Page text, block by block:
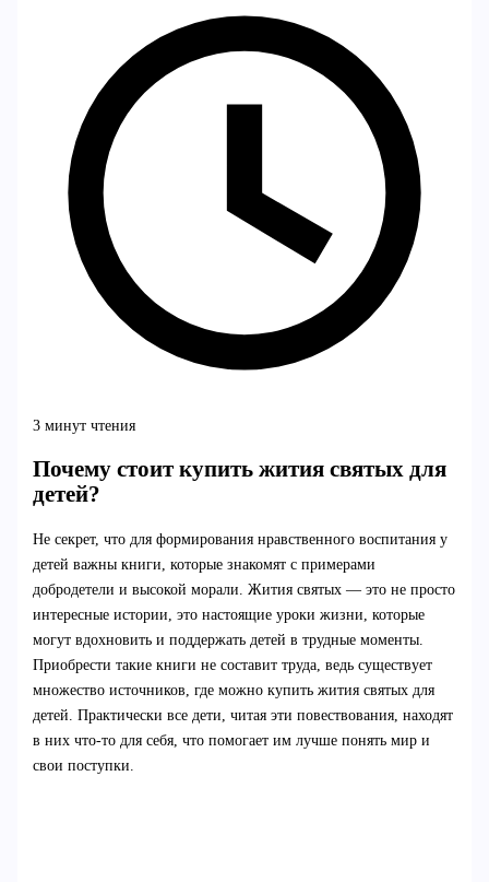
3 минут чтения
Почему стоит купить жития святых для
детей?
Не секрет, что для формирования нравственного воспитания у
детей важны книги, которые знакомят с примерами
добродетели и высокой морали. Жития святых — это не просто
интересные истории, это настоящие уроки жизни, которые
могут вдохновить и поддержать детей в трудные моменты.
Приобрести такие книги не составит труда, ведь существует
множество источников, где можно купить жития святых для
детей. Практически все дети, читая эти повествования, находят
в них что-то для себя, что помогает им лучше понять мир и
свои поступки.